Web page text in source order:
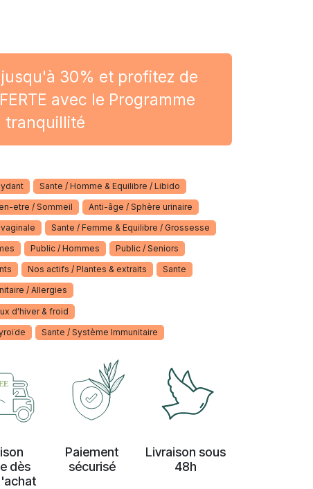
30% et profitez de
avec le Programme
tranquillité
Sante / Homme & Equilibre / Libido
etre / Sommeil Anti-âge / Sphère urinaire
Sante / Femme & Equilibre / Grossesse
Public / Hommes Public / Seniors
Nos actifs / Plantes & extraits Sante
/ Allergies
d'hiver & froid
Sante / Système Immunitaire
dès
Paiement
sécurisé
Livraison sous
48h